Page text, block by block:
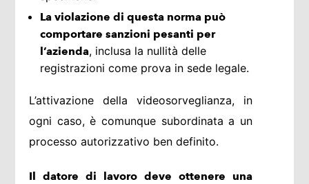
La violazione di questa norma può
comportare sanzioni pesanti per
l’azienda, inclusa la nullità delle
registrazioni come prova in sede legale.
L’attivazione della videosorveglianza, in
ogni caso, è comunque subordinata a un
processo autorizzativo ben definito.
Il datore di lavoro deve ottenere una